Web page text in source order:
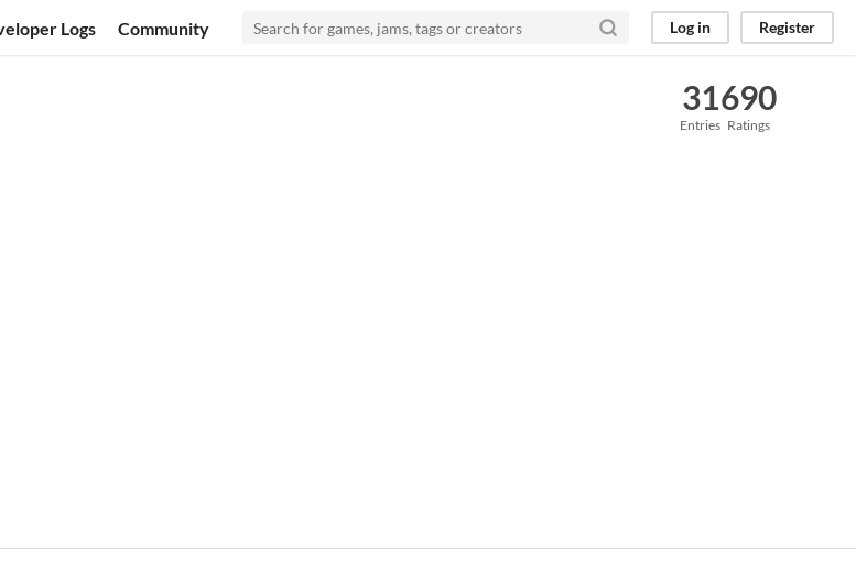
Logs Community Log in Register
31
Entries
690
Ratings